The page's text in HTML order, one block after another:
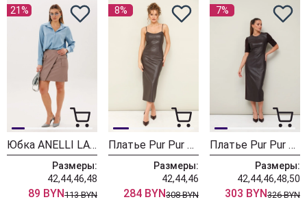
21%
Юбка ANELLI LAUREL 1817 капучино
Размеры:
42,44,46,48
89 BYN113 BYN
8%
Платье Pur Pur 11-434
Размеры:
42,44,46
284 BYN308 BYN
7%
Платье Pur Pur 11-428
Размеры:
42,44,46,48,50
303 BYN326 BYN